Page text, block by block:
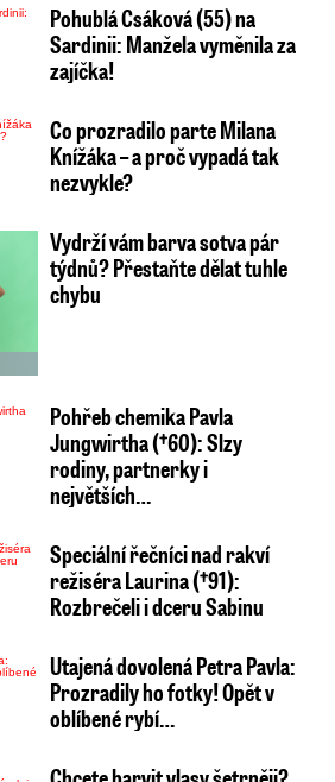
Pohublá Csáková (55) na
Sardinii: Manžela vyměnila za
zajíčka!
Co prozradilo parte Milana
Knížáka – a proč vypadá tak
nezvykle?
Vydrží vám barva sotva pár
týdnů? Přestaňte dělat tuhle
chybu
Pohřeb chemika Pavla
Jungwirtha (†60): Slzy
rodiny, partnerky i
největších…
Speciální řečníci nad rakví
režiséra Laurina (†91):
Rozbrečeli i dceru Sabinu
Utajená dovolená Petra Pavla:
Prozradily ho fotky! Opět v
oblíbené rybí…